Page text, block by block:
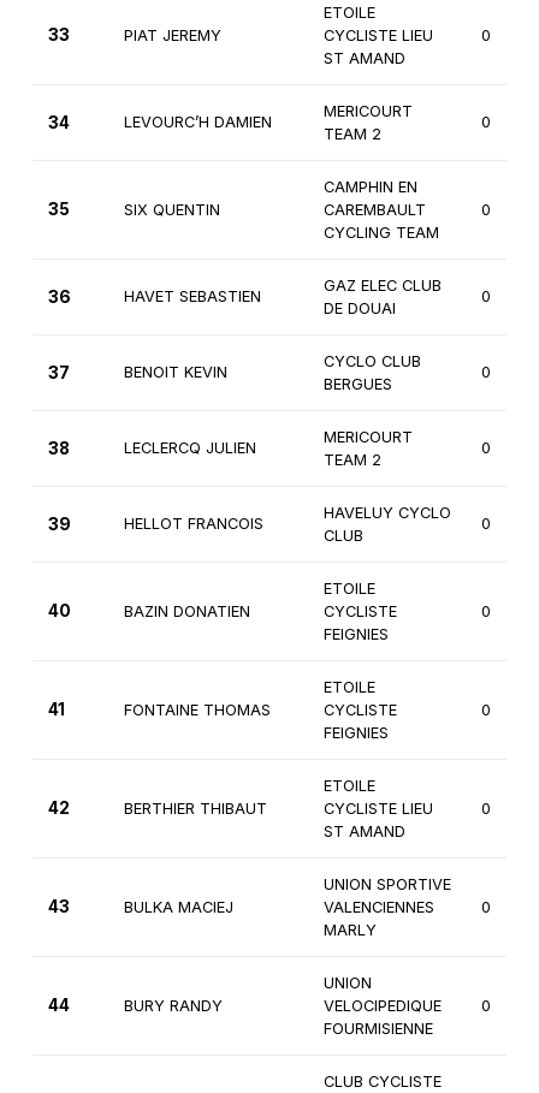
33 PIAT JEREMY
ETOILE
CYCLISTE LIEU
ST AMAND
0
34 LEVOURC’H DAMIEN
MERICOURT
TEAM 2
0
35 SIX QUENTIN
CAMPHIN EN
CAREMBAULT
CYCLING TEAM
0
36 HAVET SEBASTIEN
GAZ ELEC CLUB
DE DOUAI
0
37 BENOIT KEVIN
CYCLO CLUB
BERGUES
0
38 LECLERCQ JULIEN
MERICOURT
TEAM 2
0
39 HELLOT FRANCOIS
HAVELUY CYCLO
CLUB
0
40 BAZIN DONATIEN
ETOILE
CYCLISTE
FEIGNIES
0
41 FONTAINE THOMAS
ETOILE
CYCLISTE
FEIGNIES
0
42 BERTHIER THIBAUT
ETOILE
CYCLISTE LIEU
ST AMAND
0
43 BULKA MACIEJ
UNION SPORTIVE
VALENCIENNES
MARLY
0
44 BURY RANDY
UNION
VELOCIPEDIQUE
FOURMISIENNE
0
CLUB CYCLISTE